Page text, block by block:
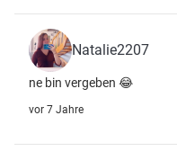
Natalie2207
ne bin vergeben 😂
vor 7 Jahre